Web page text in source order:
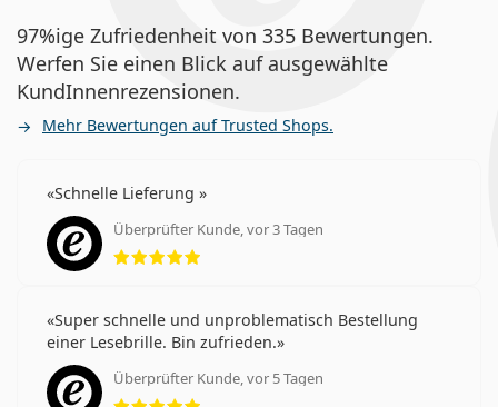
97%ige Zufriedenheit von 335 Bewertungen.
Werfen Sie einen Blick auf ausgewählte
KundInnenrezensionen.
Mehr Bewertungen auf Trusted Shops.
Schnelle Lieferung
Überprüfter Kunde, vor 3 Tagen
Bewertung 5 aus 5
Super schnelle und unproblematisch Bestellung
einer Lesebrille. Bin zufrieden.
Überprüfter Kunde, vor 5 Tagen
Bewertung 5 aus 5